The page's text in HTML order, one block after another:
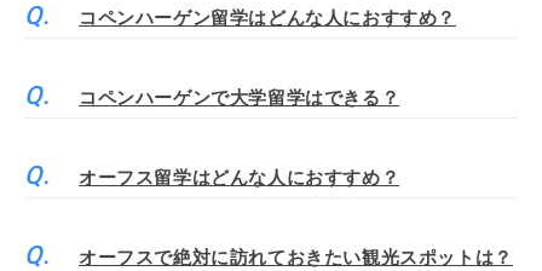
コペンハーゲン留学はどんな人におすすめ？
コペンハーゲンで大学留学はできる？
オーフス留学はどんな人におすすめ？
オーフスで絶対に訪れておきたい観光スポットは？